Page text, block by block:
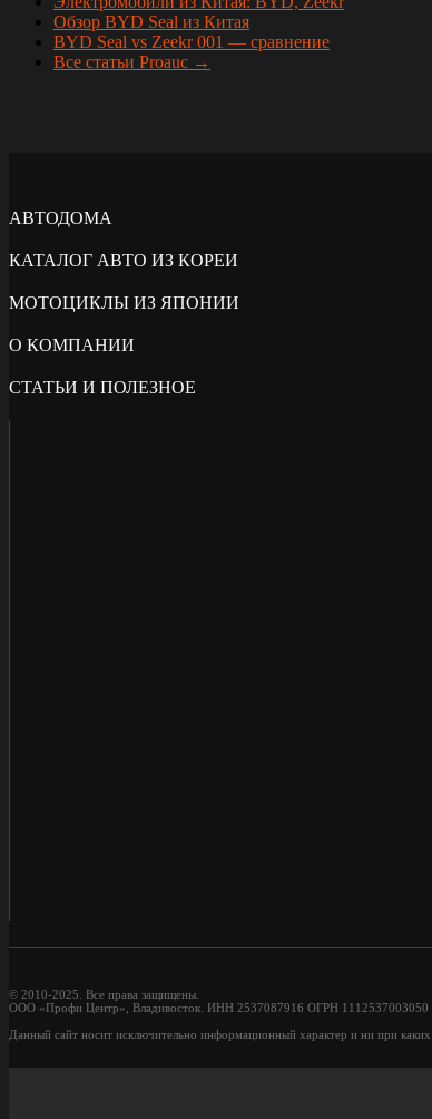
Обзор BYD Seal из Китая
BYD Seal vs Zeekr 001 — сравнение
Все статьи Proauc →
АВТОДОМА
КАТАЛОГ АВТО ИЗ КОРЕИ
МОТОЦИКЛЫ ИЗ ЯПОНИИ
О КОМПАНИИ
СТАТЬИ И ПОЛЕЗНОЕ
© 2010-2025. Все права защищены.
ООО «Профи Центр», Владивосток. ИНН 2537087916 ОГРН 1112537003050
Данный сайт носит исключительно информационный характер и ни при каких